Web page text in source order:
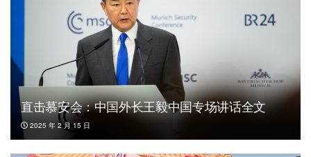
直击慕安会：中国外长王毅中国专场讲话全文
2025 年 2 月 15 日